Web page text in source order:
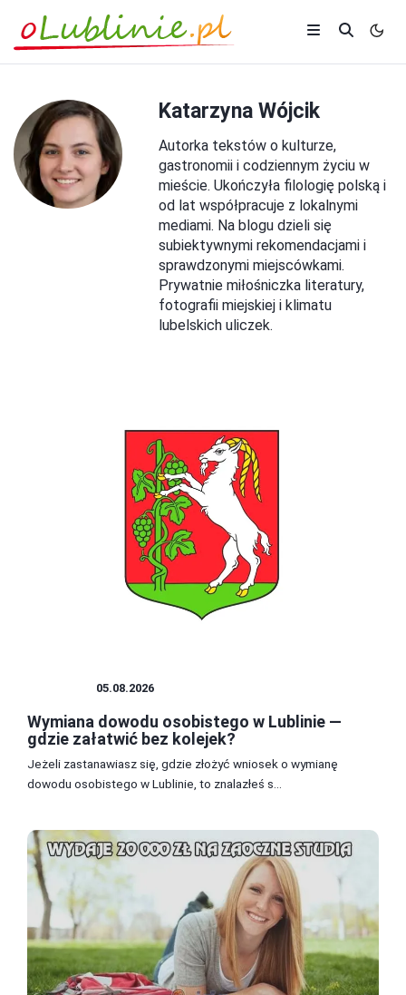
Katarzyna Wójcik
Autorka tekstów o kulturze,
gastronomii i codziennym życiu w
mieście. Ukończyła filologię polską i
od lat współpracuje z lokalnymi
mediami. Na blogu dzieli się
subiektywnymi rekomendacjami i
sprawdzonymi miejscówkami.
Prywatnie miłośniczka literatury,
fotografii miejskiej i klimatu
lubelskich uliczek.
05.08.2026
Wymiana dowodu osobistego w Lublinie —
gdzie załatwić bez kolejek?
Jeżeli zastanawiasz się, gdzie złożyć wniosek o wymianę
dowodu osobistego w Lublinie, to znalazłeś s...